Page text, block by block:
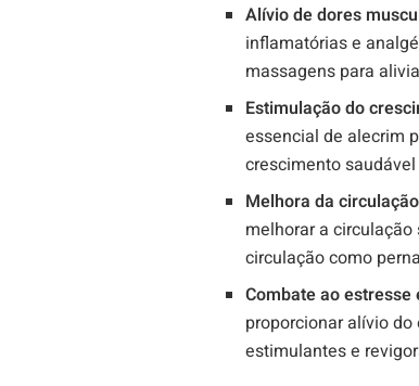
Alívio de dores
inflamatórias e
massagens para
Estimulação do
essencial de alecrim
crescimento
Melhora da
melhorar a
circulação como
Combate ao estresse
proporcionar alívio
estimulantes e